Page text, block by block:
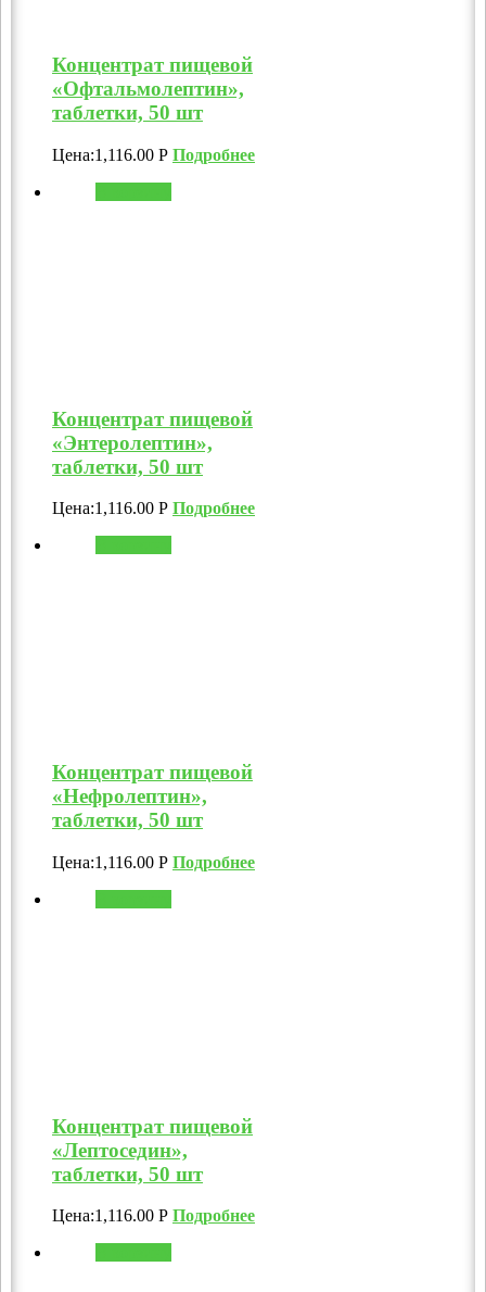
Концентрат пищевой
«Офтальмолептин»,
таблетки, 50 шт
Цена:1,116.00 Р Подробнее
Концентрат пищевой
«Энтеролептин»,
таблетки, 50 шт
Цена:1,116.00 Р Подробнее
Концентрат пищевой
«Нефролептин»,
таблетки, 50 шт
Цена:1,116.00 Р Подробнее
Концентрат пищевой
«Лептоседин»,
таблетки, 50 шт
Цена:1,116.00 Р Подробнее